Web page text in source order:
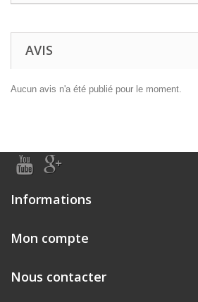
AVIS
Aucun avis n'a été publié pour le moment.
Informations
Mon compte
Nous contacter